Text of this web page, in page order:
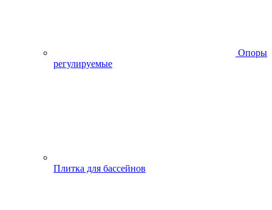
Опоры
регулируемые
Плитка для бассейнов